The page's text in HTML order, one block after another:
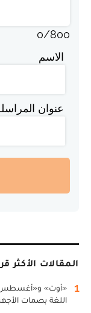
0/800
الاسم
عنوان
المقالات الأكثر
1
«أوت» و«أغسطس»
اللغة بصمات